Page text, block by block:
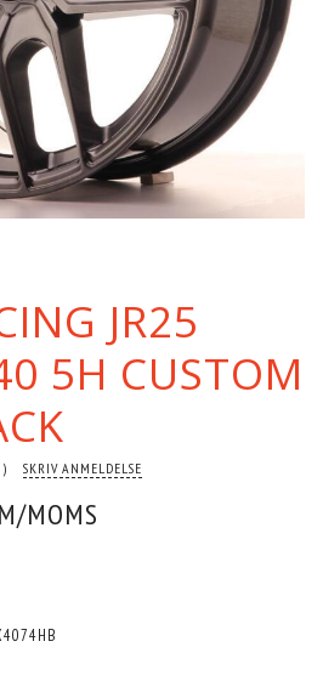
JR25
5H CUSTOM
SKRIV ANMELDELSE
M/MOMS